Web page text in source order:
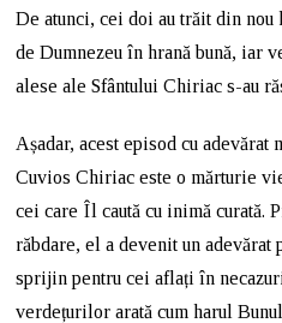
De atunci, cei doi au trăit din
de Dumnezeu în hrană bună, iar
alese ale Sfântului Chiriac s-au
Așadar, acest episod cu adevărat
Cuvios Chiriac este o mărturie
cei care Îl caută cu inimă curată.
răbdare, el a devenit un
sprijin pentru cei aflați în
verdețurilor arată cum harul